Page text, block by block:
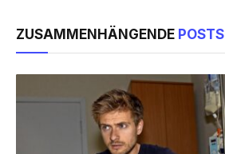
ZUSAMMENHÄNGENDE POSTS